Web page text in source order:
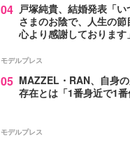
04 戸塚純貴、結婚発表「
さまのお陰で、人生の節
心より感謝しております
モデルプレス
05 MAZZEL・RAN、自身
存在とは「1番身近で1番
モデルプレス